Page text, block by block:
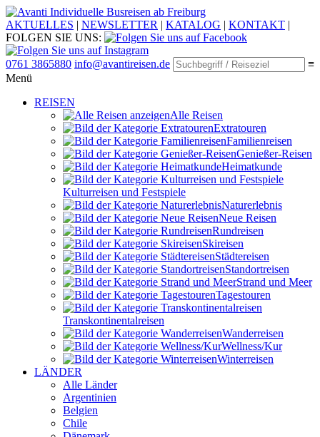
Individuelle Busreisen ab Freiburg
AKTUELLES | NEWSLETTER | KATALOG | KONTAKT |
FOLGEN SIE UNS:
0761 3865880 info@avantireisen.de
≡
Menü
REISEN
Alle Reisen
Extratouren
Familien­reisen
Genießer-Reisen
Heimatkunde
Kultur­reisen und Festspiele
Naturerlebnis
Neue Reisen
Rund­reisen
Ski­reisen
Städte­reisen
Standort­reisen
Strand und Meer
Tagestouren
Transkontinental­reisen
Wander­reisen
Wellness/Kur
Winter­reisen
LÄNDER
Alle Länder
Argentinien
Belgien
Chile